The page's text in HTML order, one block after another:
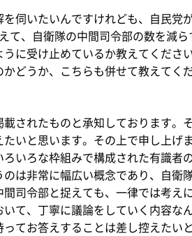
伺いたいんですけれども、自民党
て、自衛隊の中間司令部の数を減
に受け止めているか教えてくださ
どうか、こちらも併せて教えてくだ
されたものと承知しております。
いと思います。その上で申し上げ
いろな枠組みで構成された有識者
は非常に幅広い概念であり、自衛
司令部と捉えても、一律では考え
て、丁寧に議論をしていく内容な
てお答えすることは差し控えたいと